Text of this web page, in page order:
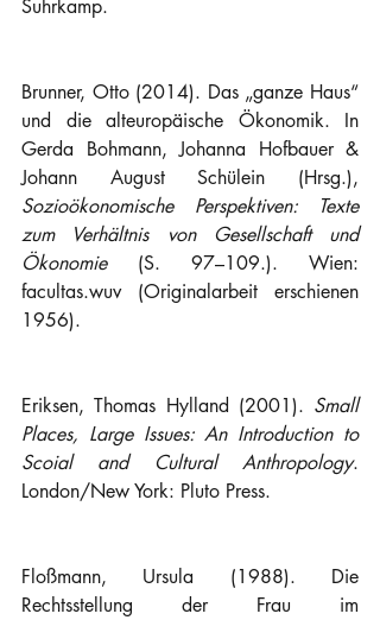
Suhrkamp.
Brunner, Otto (2014). Das „ganze Haus“
und die alteuropäische Ökonomik. In
Gerda Bohmann, Johanna Hofbauer &
Sozioökonomische Perspektiven: Texte
zum Verhältnis von Gesellschaft und
Ökonomie (S. 97–109.). Wien:
facultas.wuv (Originalarbeit erschienen
1956).
Eriksen, Thomas Hylland (2001). Small
Places, Large Issues: An Introduction to
Scoial and Cultural Anthropology.
London/New York: Pluto Press.
Floßmann, Ursula (1988). Die
Rechtsstellung der Frau im